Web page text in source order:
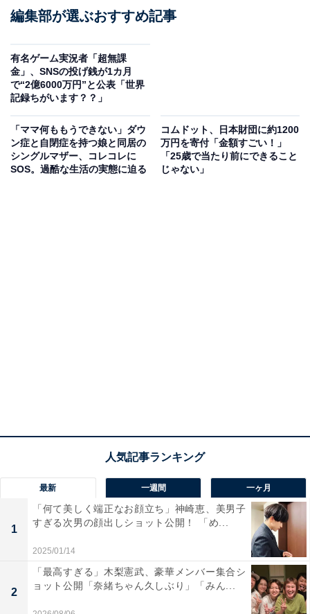
編集部が選ぶおすすめ記事
有名ゲーム実況者「超無課
金」、SNSの投げ銭が1カ月
で“2億6000万円”と公表「世界
記録ちがいます？？」
「ママ何ももうできない」ダウ
ン症と自閉症を持つ娘と同居の
シングルマザー、コレコレに
SOS。過酷な生活の実態に迫る
コムドット、日本財団に約1200
万円を寄付「金額すごい！」
「25歳で当たり前にできること
じゃない」
最新 一週間 一ヶ月
1
「何て美しく端正なお顔立ち」神崎恵、美男子
すぎる次男の顔出しショット公開！ 「め...
2025/01/14
2
「最高すぎる」木梨憲武、豪華メンバー集合シ
ョット公開「奈緒ちゃん久しぶり」「みん...